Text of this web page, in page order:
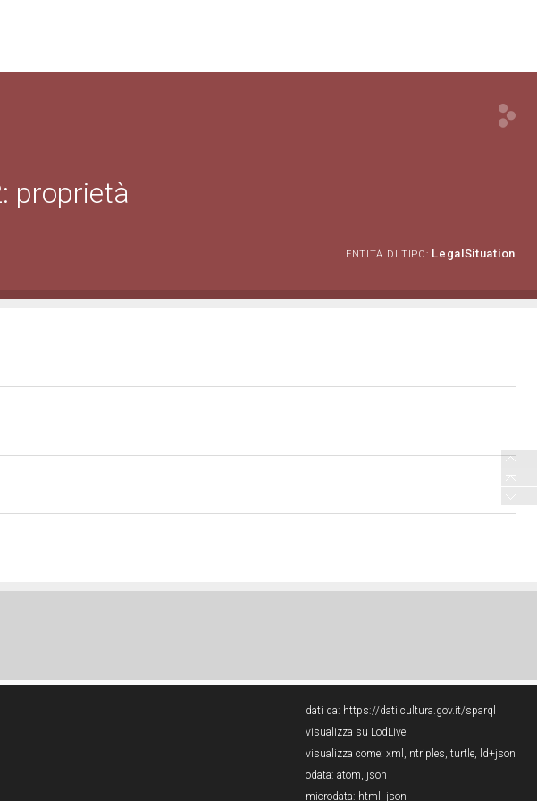
proprietà
ENTITÀ DI TIPO: LegalSituation
dati da: https://dati.cultura.gov.it/sparql
visualizza su LodLive
visualizza come: xml , ntriples, turtle, ld+json
odata: atom, json
microdata: html , json